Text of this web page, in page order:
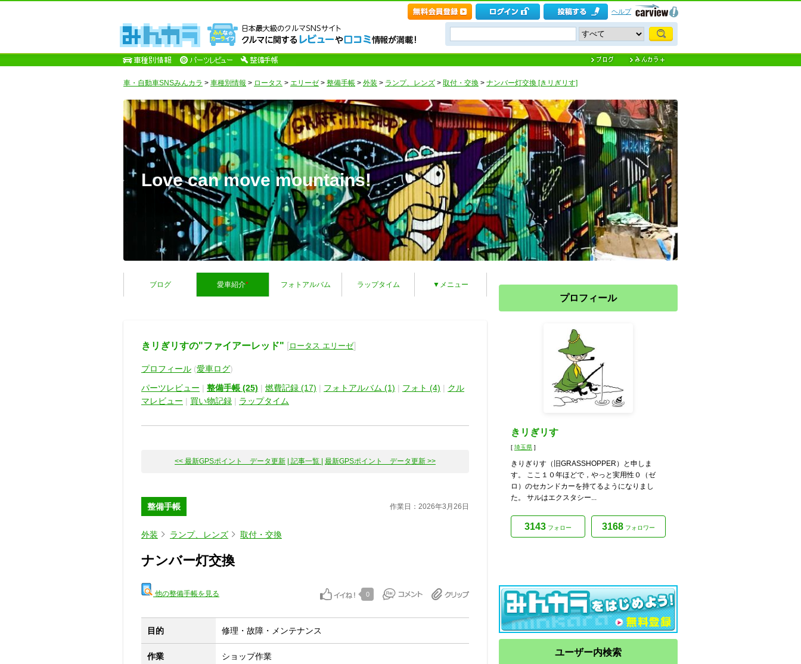
ヘルプ
車・自動車SNSみんカラ > 車種別情報 > ロータス > エリーゼ > 整備手帳 > 外装 > ランプ、レンズ > 取付・交換 > ナンバー灯交換 [きリぎリす]
Love can move mountains!
ブログ 愛車紹介* フォトアルバム ラップタイム ▼メニュー
きリぎリすの"ファイアーレッド" [ロータス エリーゼ]
プロフィール (愛車ログ)
パーツレビュー | 整備手帳 (25) | 燃費記録 (17) | フォトアルバム (1) | フォト (4) | クル
マレビュー | 買い物記録 | ラップタイム
<< 最新GPSポイント データ更新 | 記事一覧 | 最新GPSポイント データ更新 >>
整備手帳 作業日：2026年3月26日
外装 ランプ、レンズ 取付・交換
ナンバー灯交換
他の整備手帳を見る 0
目的 修理・故障・メンテナンス
作業 ショップ作業
プロフィール
きリぎリす
[ 埼玉県 ]
きりぎりす（旧GRASSHOPPER）と申しま
す。 ここ１０年ほどで，やっと実用性０（ゼ
ロ）のセカンドカーを持てるようになりまし
た。 サルはエクスタシー...
3143 フォロー 3168 フォロワー
ユーザー内検索